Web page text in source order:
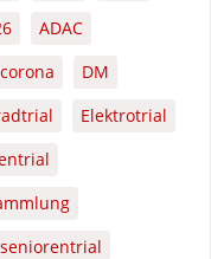
ADAC
corona
DM
Elektrotrial
seniorentrial